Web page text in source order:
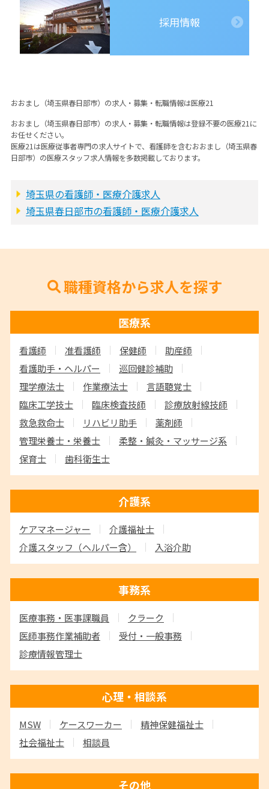
採用情報
おおまし（埼玉県春日部市）の求人・募集・転職情報は医療21
おおまし（埼玉県春日部市）の求人・募集・転職情報は登録不要の医療21に
お任せください。
医療21は医療従事者専門の求人サイトで、看護師を含むおおまし（埼玉県春
日部市）の医療スタッフ求人情報を多数掲載しております。
埼玉県の看護師・医療介護求人
埼玉県春日部市の看護師・医療介護求人
職種資格から求人を探す
医療系
看護師 准看護師 保健師
助産師
看護助手・ヘルパー
巡回健診補助
理学療法士
作業療法士
言語聴覚士
臨床工学技士
臨床検査技師
診療放射線技師
救急救命士
リハビリ助手
薬剤師
管理栄養士・栄養士
柔整・鍼灸・マッサージ系
保育士
歯科衛生士
介護系
ケアマネージャー
介護福祉士
介護スタッフ （ヘルパー含） 入浴介助
事務系
医療事務・医事課職員
クラーク
医師事務作業補助者
受付・一般事務
診療情報管理士
心理・相談系
MSW ケースワーカー
精神保健福祉士
社会福祉士
相談員
その他